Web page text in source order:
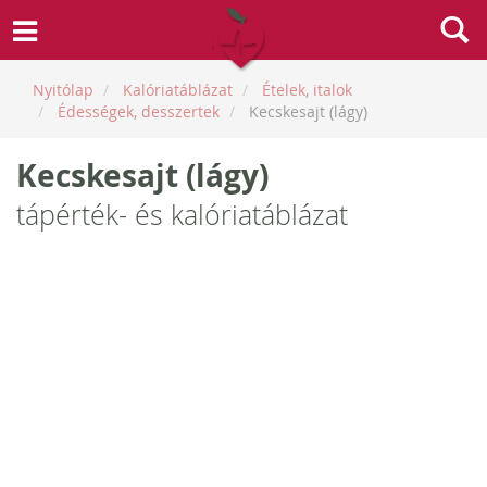
Nyitólap Kalóriatáblázat
Ételek, italok
Édességek, desszertek
Kecskesajt (lágy)
Kecskesajt (lágy)
tápérték- és kalóriatáblázat